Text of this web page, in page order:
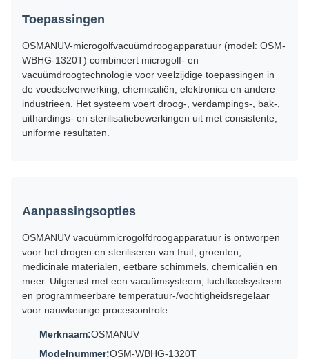
Toepassingen
OSMANUV-microgolfvacuümdroogapparatuur (model: OSM-
WBHG-1320T) combineert microgolf- en
vacuümdroogtechnologie voor veelzijdige toepassingen in
de voedselverwerking, chemicaliën, elektronica en andere
industrieën. Het systeem voert droog-, verdampings-, bak-,
uithardings- en sterilisatiebewerkingen uit met consistente,
uniforme resultaten.
Aanpassingsopties
OSMANUV vacuümmicrogolfdroogapparatuur is ontworpen
voor het drogen en steriliseren van fruit, groenten,
medicinale materialen, eetbare schimmels, chemicaliën en
meer. Uitgerust met een vacuümsysteem, luchtkoelsysteem
en programmeerbare temperatuur-/vochtigheidsregelaar
voor nauwkeurige procescontrole.
Merknaam:OSMANUV
Modelnummer:OSM-WBHG-1320T